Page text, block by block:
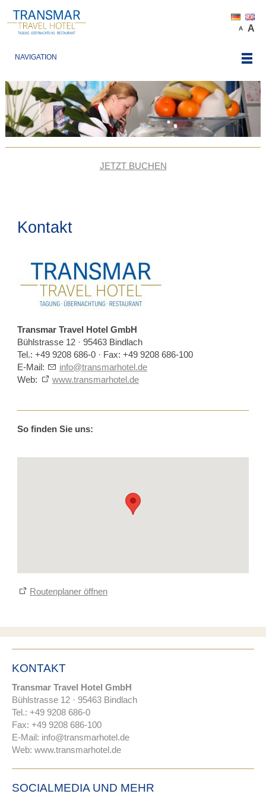
A A
NAVIGATION
JETZT BUCHEN
Kontakt
Transmar Travel Hotel GmbH
Bühlstrasse 12 · 95463 Bindlach
Tel.: +49 9208 686-0 · Fax: +49 9208 686-100
E-Mail:
nf tr nsm rh t l d
Web:
www.transmarhotel.de
So finden Sie uns:
Routenplaner öffnen
KONTAKT
Transmar Travel Hotel GmbH
Bühlstrasse 12 · 95463 Bindlach
Tel.: +49 9208 686-0
Fax: +49 9208 686-100
E-Mail: nf tr nsm rh t l d
Web: www.transmarhotel.de
SOCIALMEDIA UND MEHR